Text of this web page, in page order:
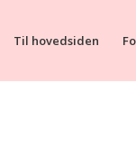
Til hovedsiden